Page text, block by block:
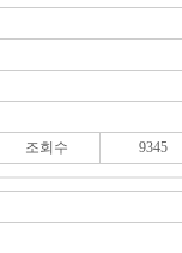
조회수 9345